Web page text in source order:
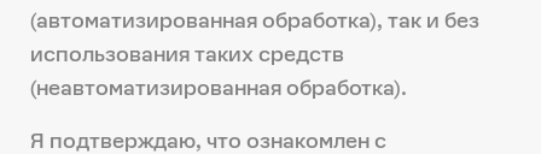
(автоматизированная обработка), так и без
использования таких средств
(неавтоматизированная обработка).
Я подтверждаю, что ознакомлен с